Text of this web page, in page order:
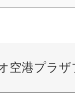
空港プラ